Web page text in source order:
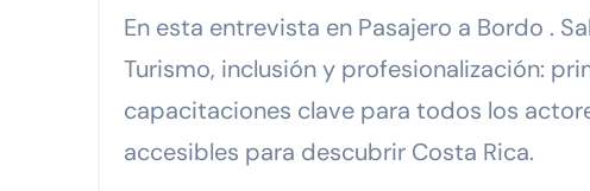
En esta entrevista en Pasajero a Bordo .
Turismo, inclusión y profesionalización:
capacitaciones clave para todos los
accesibles para descubrir Costa Rica.